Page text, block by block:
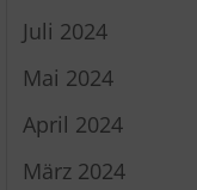
Juli 2024
Mai 2024
April 2024
März 2024